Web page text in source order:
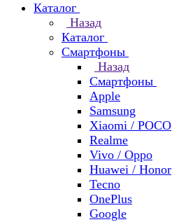
Каталог
Назад
Каталог
Смартфоны
Назад
Смартфоны
Apple
Samsung
Xiaomi / POCO
Realme
Vivo / Oppo
Huawei / Honor
Tecno
OnePlus
Google